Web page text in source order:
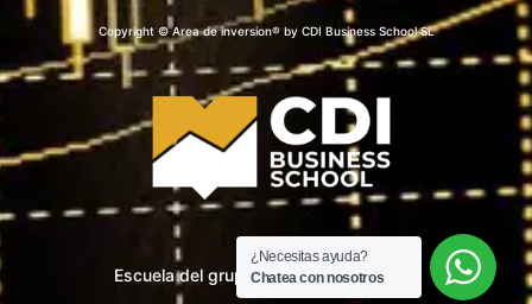
Copyright © Area de inversion® by CDI Business School SL
Escuela del grupo CDI Business School
¿Necesitas ayuda?
Chatea con nosotros